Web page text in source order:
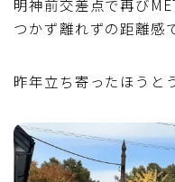
明神前交差点で再び
つかず離れずの距離感
昨年立ち寄ったほうと